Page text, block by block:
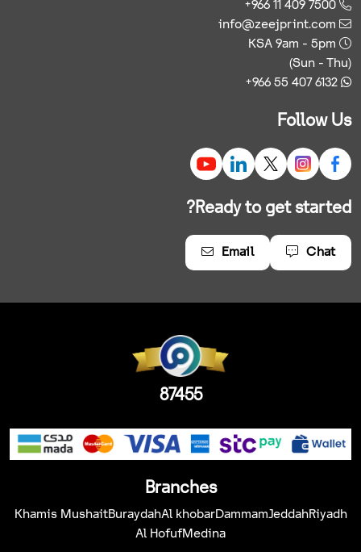
+966 11 409 7500
info@zeejprint.com
KSA 9am - 5pm
(Sun - Thu)
+966 55 407 6132
Follow Us
Ready to get started?
Chat
Email
Branches
Riyadh
Jeddah
Dammam
Al khobar
Buraydah
Khamis Mushait
Medina
Al Hofuf
87455